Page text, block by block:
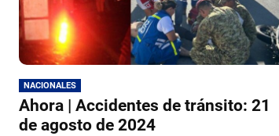
NACIONALES
Ahora | Accidentes de tránsito: 21
de agosto de 2024